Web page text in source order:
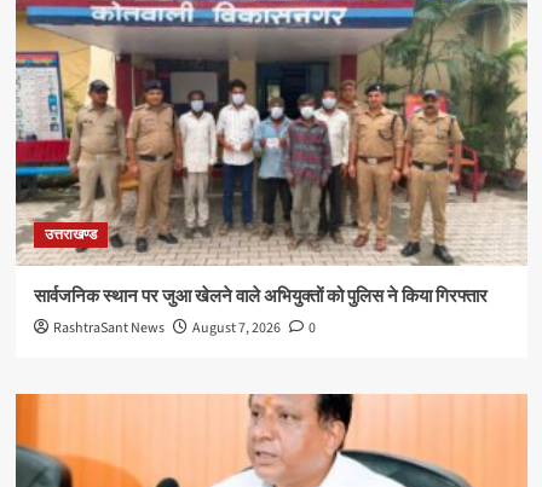
उत्तराखण्ड
सार्वजनिक स्थान पर जुआ खेलने वाले अभियुक्तों को पुलिस ने किया गिरफ्तार
RashtraSant News August 7, 2026 0